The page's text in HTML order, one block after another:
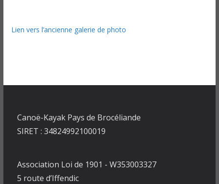
Lien vers l’ancienne galerie de photo
Canoë-Kayak Pays de Brocéliande
SIRET : 34824992100019
Association Loi de 1901 - W353003327
5 route d’Iffendic